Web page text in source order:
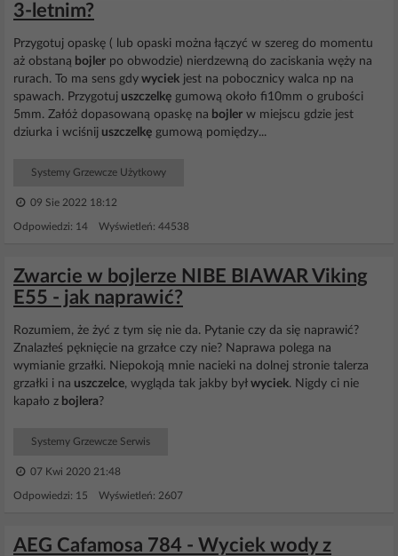
3-letnim?
Przygotuj opaskę ( lub opaski można łączyć w szereg do momentu
aż obstaną bojler po obwodzie) nierdzewną do zaciskania węży na
rurach. To ma sens gdy wyciek jest na pobocznicy walca np na
spawach. Przygotuj uszczelkę gumową około fi10mm o grubości
5mm. Załóż dopasowaną opaskę na bojler w miejscu gdzie jest
dziurka i wciśnij uszczelkę gumową pomiędzy...
Systemy Grzewcze Użytkowy
09 Sie 2022 18:12
Odpowiedzi: 14 Wyświetleń: 44538
Zwarcie w bojlerze NIBE BIAWAR Viking
E55 - jak naprawić?
Rozumiem, że żyć z tym się nie da. Pytanie czy da się naprawić?
Znalazłeś pęknięcie na grzałce czy nie? Naprawa polega na
wymianie grzałki. Niepokoją mnie nacieki na dolnej stronie talerza
grzałki i na uszczelce, wygląda tak jakby był wyciek. Nigdy ci nie
kapało z bojlera?
Systemy Grzewcze Serwis
07 Kwi 2020 21:48
Odpowiedzi: 15 Wyświetleń: 2607
AEG Cafamosa 784 - Wyciek wody z